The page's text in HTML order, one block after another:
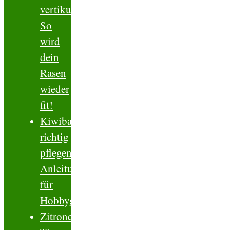
vertikutieren.
So
wird
dein
Rasen
wieder
fit!
Kiwibaum
richtig
pflegen.
Anleitung
für
Hobbygärtner
Zitronengeranie.